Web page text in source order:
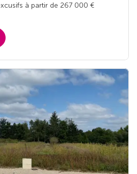
à partir de 267 000 €